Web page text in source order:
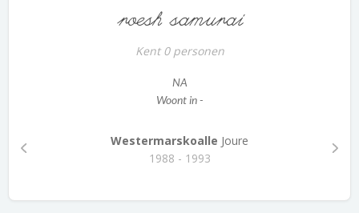
roesh samurai
Kent 0 personen
NA
Woont in -
Westermarskoalle Joure
1988 - 1993